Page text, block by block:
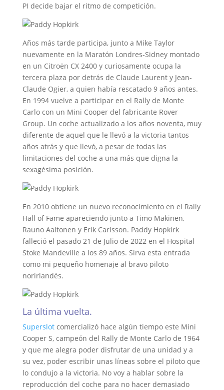
PI decide bajar el ritmo de competición.
Años más tarde participa, junto a Mike Taylor
nuevamente en la Maratón Londres-Sidney montado
en un Citroën CX 2400 y curiosamente ocupa la
tercera plaza por detrás de Claude Laurent y Jean-
Claude Ogier, a quien había rescatado 9 años antes.
En 1994 vuelve a participar en el Rally de Monte
Carlo con un Mini Cooper del fabricante Rover
Group. Un coche actualizado a los años noventa, muy
diferente de aquel que le llevó a la victoria tantos
años atrás y que llevó, a pesar de todas las
limitaciones del coche a una más que digna la
sexagésima posición.
En 2010 obtiene un nuevo reconocimiento en el Rally
Hall of Fame apareciendo junto a Timo Mäkinen,
Rauno Aaltonen y Erik Carlsson. Paddy Hopkirk
falleció el pasado 21 de Julio de 2022 en el Hospital
Stoke Mandeville a los 89 años. Sirva esta entrada
como mi pequeño homenaje al bravo piloto
norirlandés.
La última vuelta.
Superslotcomercializó hace algún tiempo este Mini
Cooper S, campeón del Rally de Monte Carlo de 1964
y que me alegra poder disfrutar de una unidad y a
su vez, poder escribir unas líneas sobre el piloto que
lo condujo a la victoria. No voy a hablar sobre la
reproducción del coche para no hacer demasiado